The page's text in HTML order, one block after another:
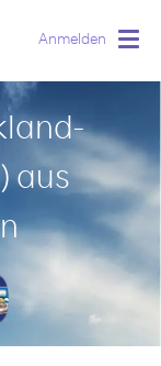
Anmelden
aus